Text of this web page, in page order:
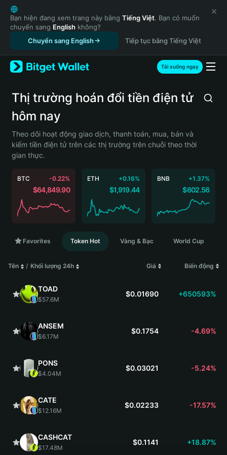
English
日本語
Tiếng Việt
Русский
Español (Latinoamérica)
Türkçe
Français
Deutsch
简体中文
Português (Portugal)
Bahasa Indonesia
Español
Português (Brasil)
Bạn hiện đang xem trang này bằng Tiếng Việt. Bạn có muốn
chuyển sang English không?
Chuyển sang English
Tiếp tục bằng Tiếng Việt
Tải xuống ngay
Thị trường hoán đổi tiền điện tử
hôm nay
Theo dõi hoạt động giao dịch, thanh toán, mua, bán và
kiếm tiền điện tử trên các thị trường trên chuỗi theo thời
gian thực.
BTC -0.22%
$64,849.90
ETH +0.16%
$1,919.44
BNB +1.37%
$602.56
Favorites Token Hot Vàng & Bạc World Cup
Tên / Khối lượng 24h Giá Biến động
TOAD
$57.6M
$0.01690 +650593%
ANSEM
$6.17M
$0.1754 -4.69%
PONS
$4.04M
$0.03021 -5.24%
CATE
$12.16M
$0.02233 -17.57%
CASHCAT
$17.48M
$0.1141 +18.87%